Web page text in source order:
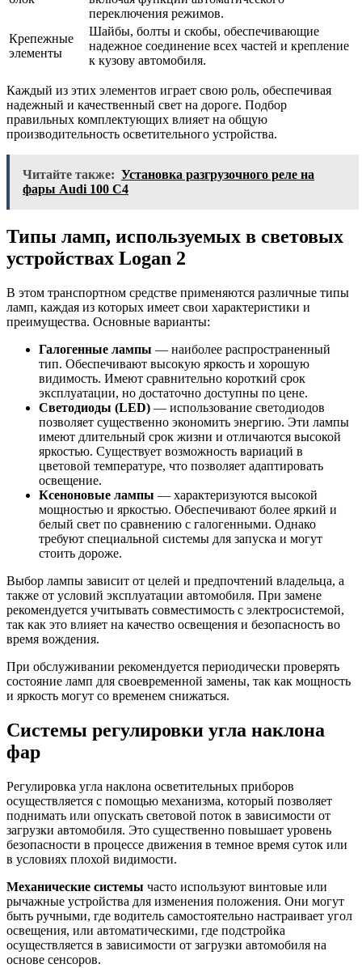
переключения режимов.
Крепежные
элементы
Шайбы, болты и скобы, обеспечивающие
надежное соединение всех частей и крепление
к кузову автомобиля.
Каждый из этих элементов играет свою роль, обеспечивая
надежный и качественный свет на дороге. Подбор
правильных комплектующих влияет на общую
производительность осветительного устройства.
Читайте также: Установка разгрузочного реле на
фары Audi 100 C4
Типы ламп, используемых в световых
устройствах Logan 2
В этом транспортном средстве применяются различные типы
ламп, каждая из которых имеет свои характеристики и
преимущества. Основные варианты:
Галогенные лампы — наиболее распространенный
тип. Обеспечивают высокую яркость и хорошую
видимость. Имеют сравнительно короткий срок
эксплуатации, но достаточно доступны по цене.
Светодиоды (LED) — использование светодиодов
позволяет существенно экономить энергию. Эти лампы
имеют длительный срок жизни и отличаются высокой
яркостью. Существует возможность вариаций в
цветовой температуре, что позволяет адаптировать
освещение.
Ксеноновые лампы — характеризуются высокой
мощностью и яркостью. Обеспечивают более яркий и
белый свет по сравнению с галогенными. Однако
требуют специальной системы для запуска и могут
стоить дороже.
Выбор лампы зависит от целей и предпочтений владельца, а
также от условий эксплуатации автомобиля. При замене
рекомендуется учитывать совместимость с электросистемой,
так как это влияет на качество освещения и безопасность во
время вождения.
При обслуживании рекомендуется периодически проверять
состояние ламп для своевременной замены, так как мощность
и яркость могут со временем снижаться.
Системы регулировки угла наклона
фар
Регулировка угла наклона осветительных приборов
осуществляется с помощью механизма, который позволяет
поднимать или опускать световой поток в зависимости от
загрузки автомобиля. Это существенно повышает уровень
безопасности в процессе движения в темное время суток или
в условиях плохой видимости.
Механические системы часто используют винтовые или
рычажные устройства для изменения положения. Они могут
быть ручными, где водитель самостоятельно настраивает угол
освещения, или автоматическими, где подстройка
осуществляется в зависимости от загрузки автомобиля на
основе сенсоров.